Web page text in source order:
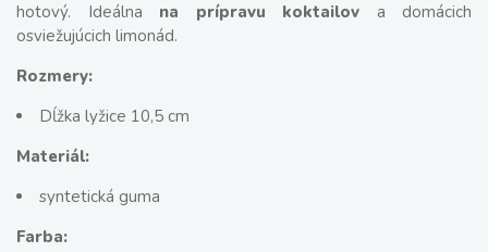
hotový. Ideálna na prípravu koktailov a domácich
osviežujúcich limonád.
Rozmery:
Dĺžka lyžice 10,5 cm
Materiál:
syntetická guma
Farba: